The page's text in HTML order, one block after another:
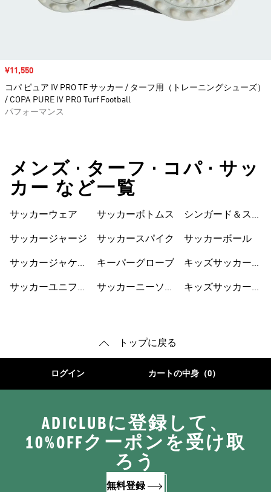
セール価格
¥11,550
コパ ピュア IV PRO TF サッカー / ターフ用（トレーニングシューズ）
/ COPA PURE IV PRO Turf Football
パフォーマンス
メンズ • ターフ • コパ • サッ
カー など一覧
サッカーウェア
サッカージャージ
サッカージャケッ
サッカーユニフォ
サッカーボトムス
サッカースパイク
キーパーグローブ
サッカーニーソッ
シンガード＆スト
サッカーボール
キッズサッカーウ
キッズサッカーシ
トップに戻る
ログイン カートの中身（0）
ADICLUBに登録して、
10%OFFクーポンを受け取
ろう
無料登録